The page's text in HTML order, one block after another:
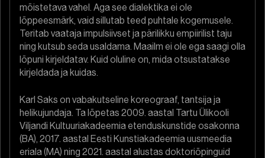
mõistetava vahel. Aga see dialektika ei ole
lõppeesmärk, vaid sillutab teed puhtale kogemusele.
Teritab vaataja impulsiivset ja pärilikku empiirilist taju
ning kutsub seda usaldama. Maailm ei ole ega saagi olla
lõpuni kirjeldatav. Kuid oluline on, mida otsustatakse
kirjeldada ja kuidas.
Karl Saks on vabakutseline koreograaf, tantsija ja
helikujundaja. Ta lõpetas 2009. aastal Tartu Ülikooli
Viljandi Kultuuriakadeemia etenduskunstide osakonna
(BA), 2017. aastal Eesti Kunstiakadeemia uusmeedia
eriala (MA) ning 2021. aastal alustas doktoriõpinguid